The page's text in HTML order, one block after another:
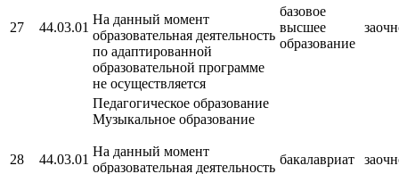
27 44.03.01
На данный момент
образовательная деятельность
по адаптированной
образовательной программе
не осуществляется
базовое
высшее
образование
28 44.03.01
Педагогическое образование
Музыкальное образование
На данный момент
образовательная деятельность
бакалавриат